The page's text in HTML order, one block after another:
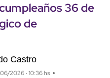
36 de
de
Castro
2026 · 10:36 hs